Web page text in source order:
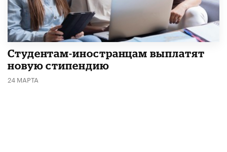
Студентам-иностранцам выплатят
новую стипендию
24 МАРТА